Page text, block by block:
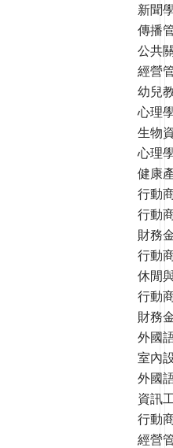
新聞
傳播
公共
經營
幼兒
心理
生物
心理
健康
行動
行動
財務
行動
休閒
行動
財務
外國
室內
外國
資訊
行動
經營